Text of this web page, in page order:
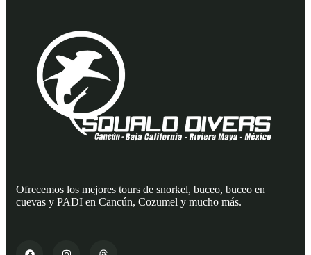
Ofrecemos los mejores tours de snorkel, buceo, buceo en
cuevas y PADI en Cancún, Cozumel y mucho más.